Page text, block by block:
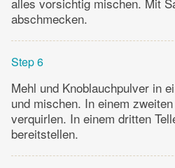
abschmecken.
Step 6
Mehl und Knoblauchpulver in
und mischen. In einem
verquirlen. In einem dritten
bereitstellen.